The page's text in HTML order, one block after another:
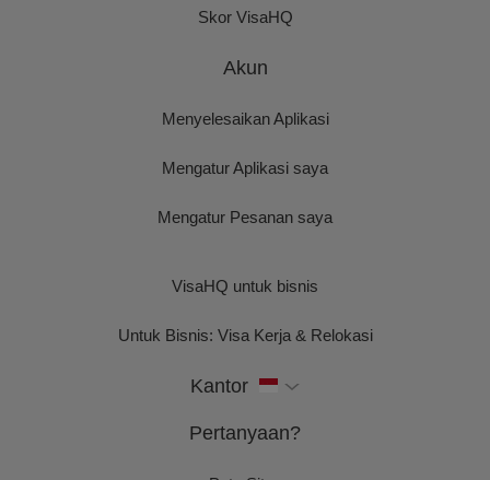
Skor VisaHQ
Akun
Menyelesaikan Aplikasi
Mengatur Aplikasi saya
Mengatur Pesanan saya
VisaHQ untuk bisnis
Untuk Bisnis: Visa Kerja & Relokasi
Kantor
Pertanyaan?